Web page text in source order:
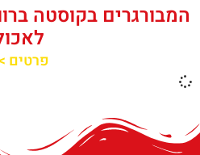
המבורגרים בקוסטה
פרטים